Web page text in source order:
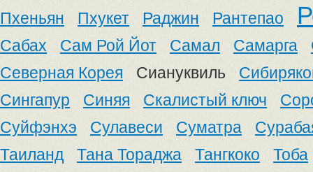
Пхеньян
Пхукет Раджин Рантепао
Сабах Сам Рой Йот Самал Самарга
Северная Корея
Сиануквиль
Сингапур
Синяя Скалистый ключ
Суйфэнхэ
Сулавеси Суматра
Таиланд
Тана Тораджа Тангкоко
Тоба